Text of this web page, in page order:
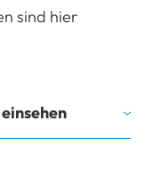
sind hier